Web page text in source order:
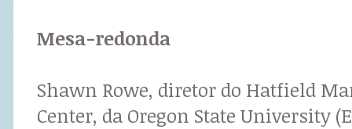
Mesa-redonda
Shawn Rowe, diretor do Hatfield
Center, da Oregon State University